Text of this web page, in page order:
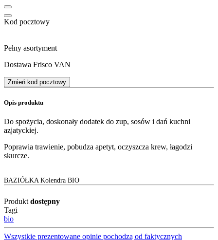
Kod pocztowy
Pełny asortyment
Dostawa Frisco VAN
Zmień kod pocztowy
Opis produktu
Do spożycia, doskonały dodatek do zup, sosów i dań kuchni
azjatyckiej.
Poprawia trawienie, pobudza apetyt, oczyszcza krew, łagodzi
skurcze.
BAZIÓŁKA Kolendra BIO
Produkt dostępny
Tagi
bio
Wszystkie prezentowane opinie pochodzą od faktycznych